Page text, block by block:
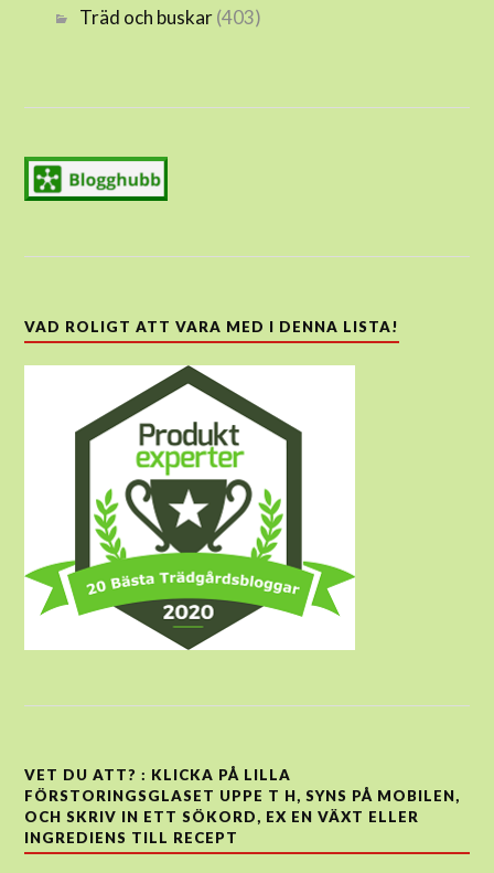
Träd och buskar(403)
VAD ROLIGT ATT VARA MED I DENNA LISTA!
VET DU ATT? : KLICKA PÅ LILLA
FÖRSTORINGSGLASET UPPE T H, SYNS PÅ MOBILEN,
OCH SKRIV IN ETT SÖKORD, EX EN VÄXT ELLER
INGREDIENS TILL RECEPT